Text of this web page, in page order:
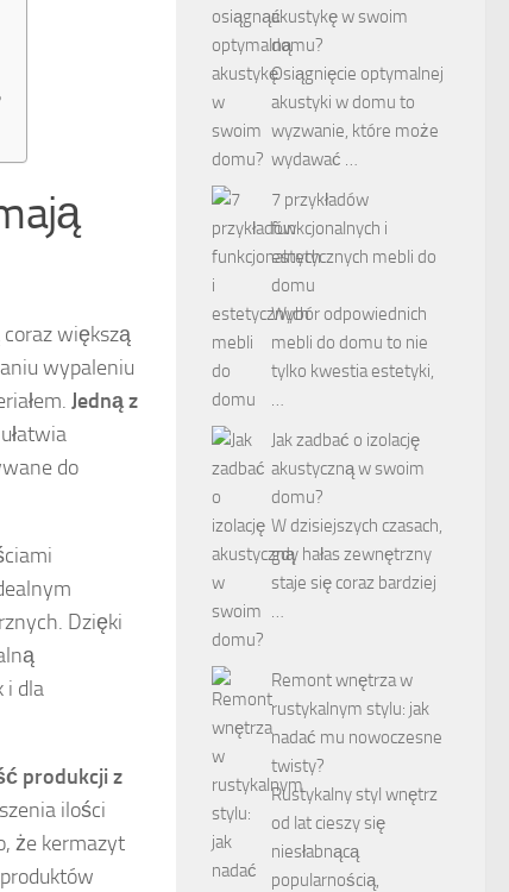
większą
wypaleniu
Jedną z
do
Dzięki
i dla
produkcji z
ilości
że kermazyt
akustykę w swoim
domu?
Osiągnięcie optymalnej
akustyki w domu to
wyzwanie, które może
wydawać …
7 przykładów
funkcjonalnych i
estetycznych mebli do
domu
Wybór odpowiednich
mebli do domu to nie
tylko kwestia estetyki,
…
Jak zadbać o izolację
akustyczną w swoim
domu?
W dzisiejszych czasach,
gdy hałas zewnętrzny
staje się coraz bardziej
…
Remont wnętrza w
rustykalnym stylu: jak
nadać mu nowoczesne
twisty?
Rustykalny styl wnętrz
od lat cieszy się
niesłabnącą
popularnością,